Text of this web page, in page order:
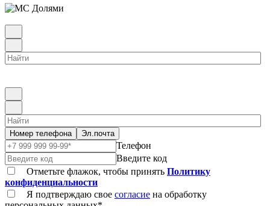
Номер телефона Эл.почта
Телефон
Введите код
Отметьте флажок, чтобы принять Политику
конфиденциальности
Я подтверждаю свое согласие на обработку